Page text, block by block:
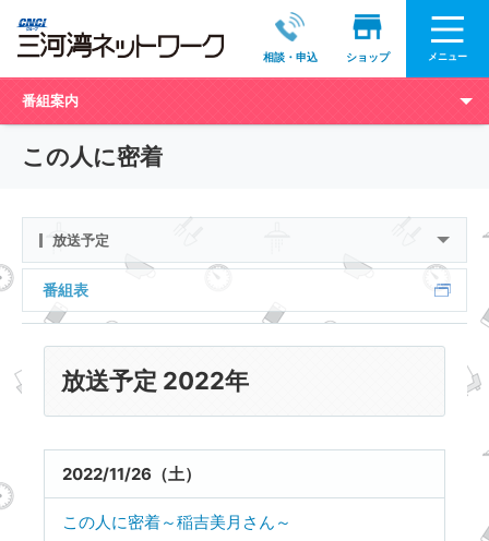
相談・申込 ショップ メニュー
番組案内
この人に密着
放送予定
番組表
放送予定 2022年
2022/11/26（土）
この人に密着～稲吉美月さん～